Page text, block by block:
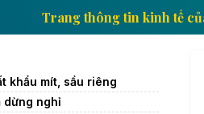
Việt Nam Trang thông
khẩu mít, sầu riêng
dừng nghỉ